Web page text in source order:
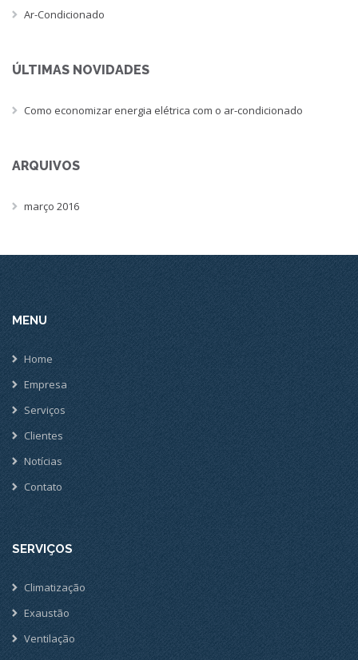
Ar-Condicionado
ÚLTIMAS NOVIDADES
Como economizar energia elétrica com o ar-condicionado
ARQUIVOS
março 2016
MENU
Home
Empresa
Serviços
Clientes
Notícias
Contato
SERVIÇOS
Climatização
Exaustão
Ventilação